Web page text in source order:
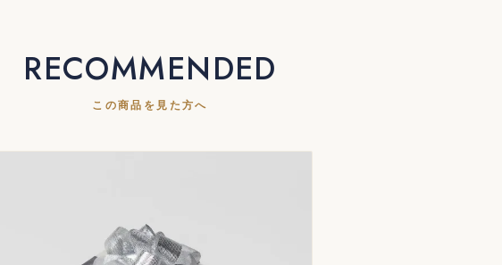
RECOMMENDED
この商品を見た方へ